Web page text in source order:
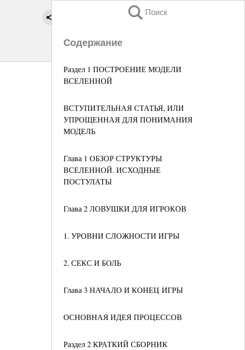
Поиск
Содержание
Раздел 1 ПОСТРОЕНИЕ МОДЕЛИ
ВСЕЛЕННОЙ
ВСТУПИТЕЛЬНАЯ СТАТЬЯ, ИЛИ
УПРОЩЕННАЯ ДЛЯ ПОНИМАНИЯ
МОДЕЛЬ
Глава 1 ОБЗОР СТРУКТУРЫ
ВСЕЛЕННОЙ. ИСХОДНЫЕ
ПОСТУЛАТЫ
Глава 2 ЛОВУШКИ ДЛЯ ИГРОКОВ
1. УРОВНИ СЛОЖНОСТИ ИГРЫ
2. СЕКС И БОЛЬ
Глава 3 НАЧАЛО И КОНЕЦ ИГРЫ
ОСНОВНАЯ ИДЕЯ ПРОЦЕССОВ
Раздел 2 КРАТКИЙ СБОРНИК